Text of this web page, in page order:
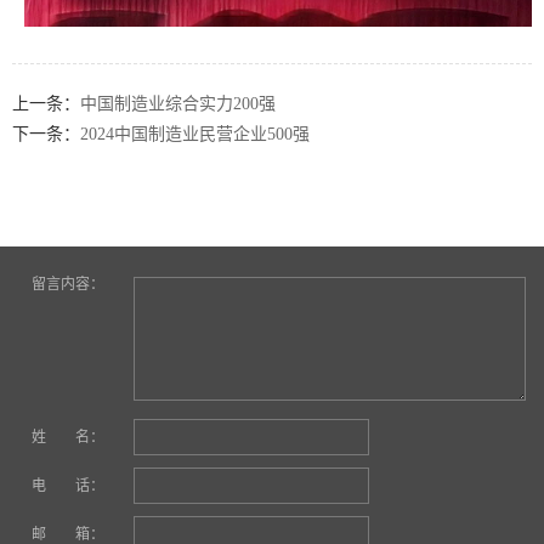
上一条： 中国制造业综合实力200强
下一条： 2024中国制造业民营企业500强
留言内容：
姓 名：
电 话：
邮 箱：